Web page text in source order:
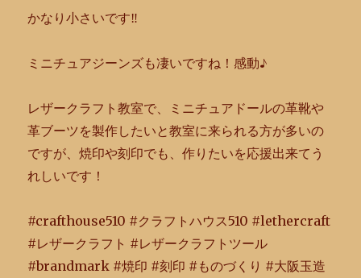
かなり小さいです‼︎
ミニチュアジーンズも凄いですね！感動♪
レザークラフト教室で、
ミニチュアドールの革靴や
革ブーツを製作したいと教室に来られる方が多いの
ですが、焼印や刻印でも、作りたいを応援出来てう
れしいです！
#crafthouse510 #クラフトハウス510 #lethercraft
#レザークラフト #レザークラフトツール
#brandmark #焼印 #刻印 #ものづくり #大阪玉造